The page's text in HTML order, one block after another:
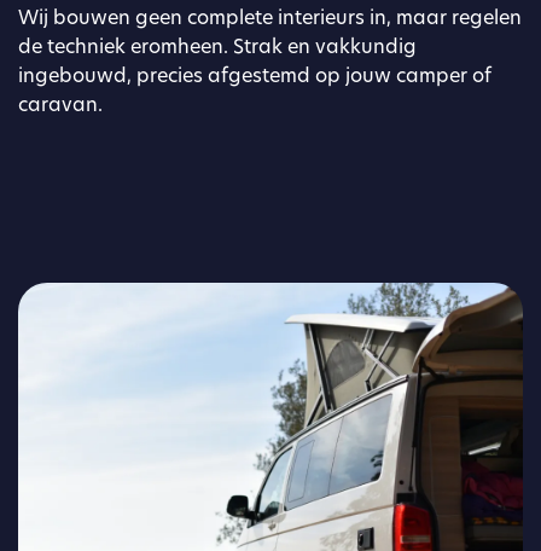
Wij bouwen geen complete interieurs in, maar regelen
de techniek eromheen. Strak en vakkundig
ingebouwd, precies afgestemd op jouw camper of
caravan.